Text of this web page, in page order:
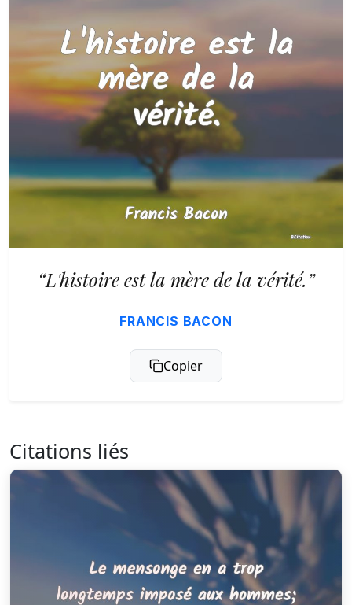
“L'histoire est la mère de la vérité.”
FRANCIS BACON
Copier
Citations liés